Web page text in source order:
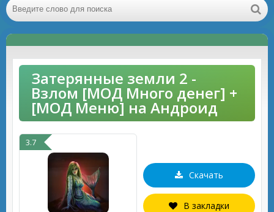
Затерянные земли 2 -
Взлом [МОД Много денег] +
[МОД Меню] на Андроид
3.7
Скачать
В закладки